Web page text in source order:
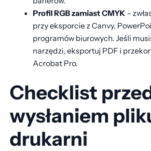
Profil RGB zamiast CMYK –
przy eksporcie z Canvy,
programów biurowych. Jeśli
narzędzi, eksportuj PDF i
Acrobat Pro.
Checklist
wysłaniem
drukarni